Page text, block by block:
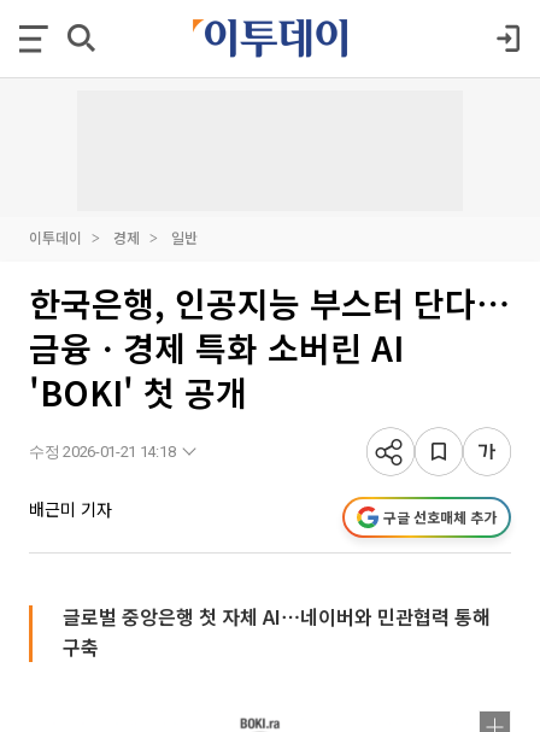
이투데이 경제 일반
한국은행, 인공지능 부스터 단다⋯
금융ㆍ경제 특화 소버린 AI
'BOKI' 첫 공개
수정 2026-01-21 14:18
배근미 기자 구글 선호매체 추가
글로벌 중앙은행 첫 자체 AI⋯네이버와 민관협력 통해
구축